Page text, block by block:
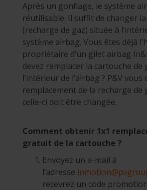
Après un gonflage, le système
réutilisable. Il suffit de changer
(recharge de gaz) située à
système airbag. Vous êtes déjà
propriétaire d’un gilet airbag
devez remplacer la cartouche de
l’intérieur de l’airbag ? P&V vous
remplacement de la recharge de
celle-ci doit être changée.
Comment obtenir 1x1
gratuit de la cartouche ?
Envoyez un e-mail à
l’adresse
recevrez un code